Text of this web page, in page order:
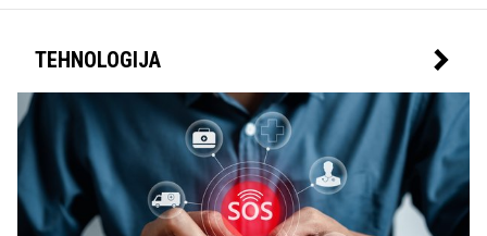
TEHNOLOGIJA